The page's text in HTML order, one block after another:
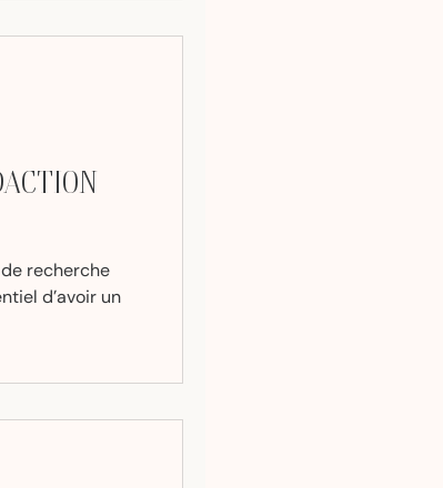
recherche
d’avoir un